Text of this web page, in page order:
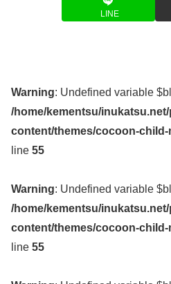
LINE
Warning: Undefined variable
/home/kementsu/
content/themes/cocoon-
line 55
Warning: Undefined variable
/home/kementsu/
content/themes/cocoon-
line 55